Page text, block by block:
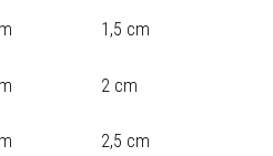
1,5 cm
2 cm
2,5 cm